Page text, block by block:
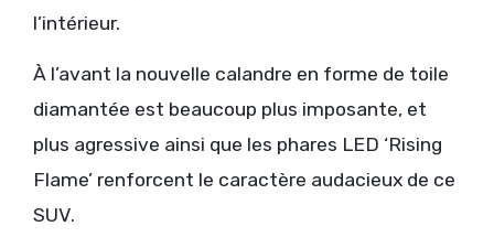
l’intérieur.
À l’avant la nouvelle calandre en forme de toile
diamantée est beaucoup plus imposante, et
plus agressive ainsi que les phares LED ‘Rising
Flame’ renforcent le caractère audacieux de ce
SUV.